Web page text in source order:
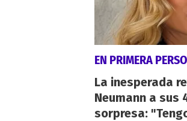
EN PRIMERA
La inesperada
Neumann a sus
sorpresa: